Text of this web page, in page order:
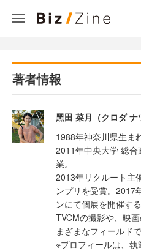
著者情報
黑田 菜月（クロダ ナ
1988年神奈川県生ま
2011年中央大学 総
業。
2013年リクルート主
ンプリを受賞。2017
ンにて個展を開催す
TVCMの撮影や、映
まざまなフィールド
※プロフィールは、